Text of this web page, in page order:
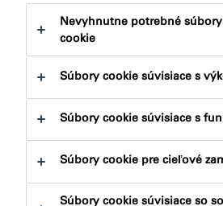
Aký produkt
Produktové skupiny
Nevyhnutne potrebné súbory
cookie
Súbory cookie súvisiace s
Súbory cookie súvisiace s
Súbory cookie pre cieľové
Súbory cookie súvisiace so